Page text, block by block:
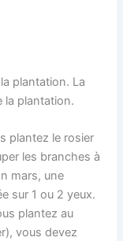
plantation. La
la plantation.
plantez le rosier
les branches à
mars, une
sur 1 ou 2 yeux.
plantez au
vous devez